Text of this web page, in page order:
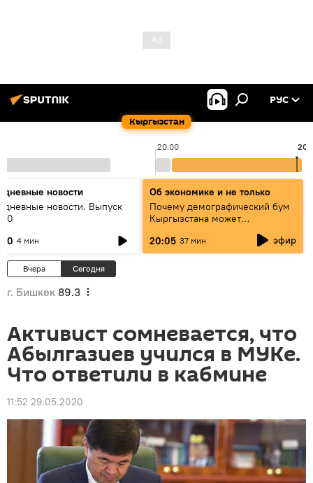
Кыргызстан
РУС
20:00
новости
новости. Выпуск
4 мин
Об экономике и не только
Почему демографический бум
Кыргызстана может
превратиться в проблему и как
этого избежать
20:05 37 мин эфир
Вчера Сегодня
г. Бишкек 89.3
Активист сомневается, что
Абылгазиев учился в МУКе.
Что ответили в кабмине
11:52 29.05.2020